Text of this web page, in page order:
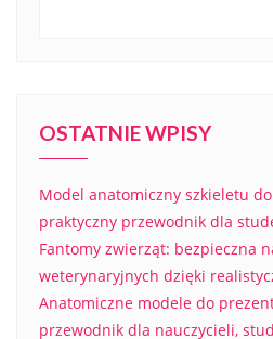
OSTATNIE WPISY
Model anatomiczny szkieletu
praktyczny przewodnik dla
Fantomy zwierząt: bezpieczna
weterynaryjnych dzięki
Anatomiczne modele do
przewodnik dla nauczycieli,